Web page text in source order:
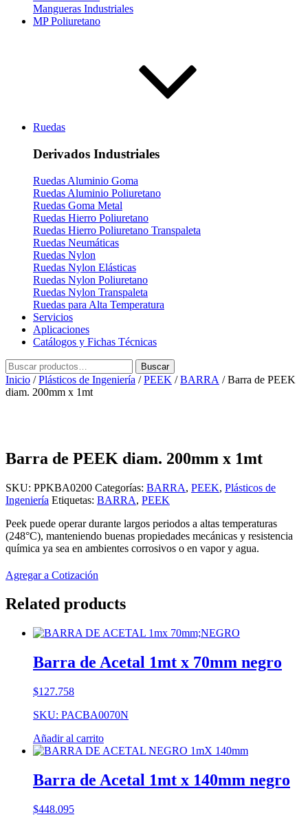
Mangueras Industriales
MP Poliuretano
Ruedas
Derivados Industriales
Ruedas Aluminio Goma
Ruedas Aluminio Poliuretano
Ruedas Goma Metal
Ruedas Hierro Poliuretano
Ruedas Hierro Poliuretano Transpaleta
Ruedas Neumáticas
Ruedas Nylon
Ruedas Nylon Elásticas
Ruedas Nylon Poliuretano
Ruedas Nylon Transpaleta
Ruedas para Alta Temperatura
Servicios
Aplicaciones
Catálogos y Fichas Técnicas
Buscar
por:
Buscar
Inicio /Plásticos de Ingeniería /PEEK /BARRA / Barra de PEEK
diam. 200mm x 1mt
Barra de PEEK diam. 200mm x 1mt
SKU: PPKBA0200 Categorías: BARRA, PEEK, Plásticos de
Ingeniería Etiquetas: BARRA, PEEK
Peek puede operar durante largos periodos a altas temperaturas
(248°C), manteniendo buenas propiedades mecánicas y resistencia
química ya sea en ambientes corrosivos o en vapor y agua.
Agregar a Cotización
Related products
Barra de Acetal 1mt x 70mm negro
$127.758
SKU: PACBA0070N
Añadir al carrito
Barra de Acetal 1mt x 140mm negro
$448.095